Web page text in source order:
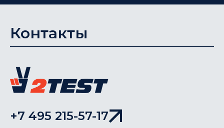
Контакты
+7 495 215-57-17